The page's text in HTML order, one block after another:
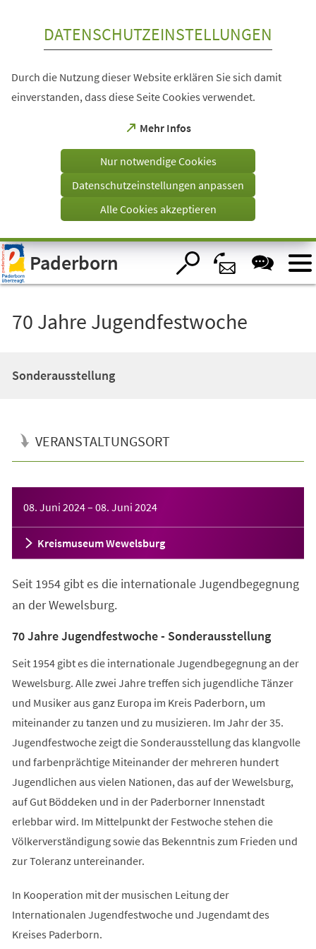
Visuelle
Assistenzsoftware
öffnen.
DATENSCHUTZEINSTELLUNGEN
Durch die Nutzung dieser Website erklären Sie sich damit
einverstanden, dass diese Seite Cookies verwendet.
Mehr Infos
(Öffnet
einem
Tab)
Nur notwendige Cookies
Datenschutzeinstellungen anpassen
Alle Cookies akzeptieren
Paderborn
70 Jahre Jugendfestwoche
Sonderausstellung
VERANSTALTUNGSORT
08. Juni 2024– 08. Juni 2024
Kreismuseum Wewelsburg
Seit 1954 gibt es die internationale Jugendbegegnung
an der Wewelsburg.
70 Jahre Jugendfestwoche - Sonderausstellung
Seit 1954 gibt es die internationale Jugendbegegnung an der
Wewelsburg. Alle zwei Jahre treffen sich jugendliche Tänzer
und Musiker aus ganz Europa im Kreis Paderborn, um
miteinander zu tanzen und zu musizieren. Im Jahr der 35.
Jugendfestwoche zeigt die Sonderausstellung das klangvolle
und farbenprächtige Miteinander der mehreren hundert
Jugendlichen aus vielen Nationen, das auf der Wewelsburg,
auf Gut Böddeken und in der Paderborner Innenstadt
erlebbar wird. Im Mittelpunkt der Festwoche stehen die
Völkerverständigung sowie das Bekenntnis zum Frieden und
zur Toleranz untereinander.
In Kooperation mit der musischen Leitung der
Internationalen Jugendfestwoche und Jugendamt des
Kreises Paderborn.